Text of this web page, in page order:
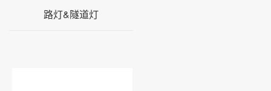
路灯&隧道灯